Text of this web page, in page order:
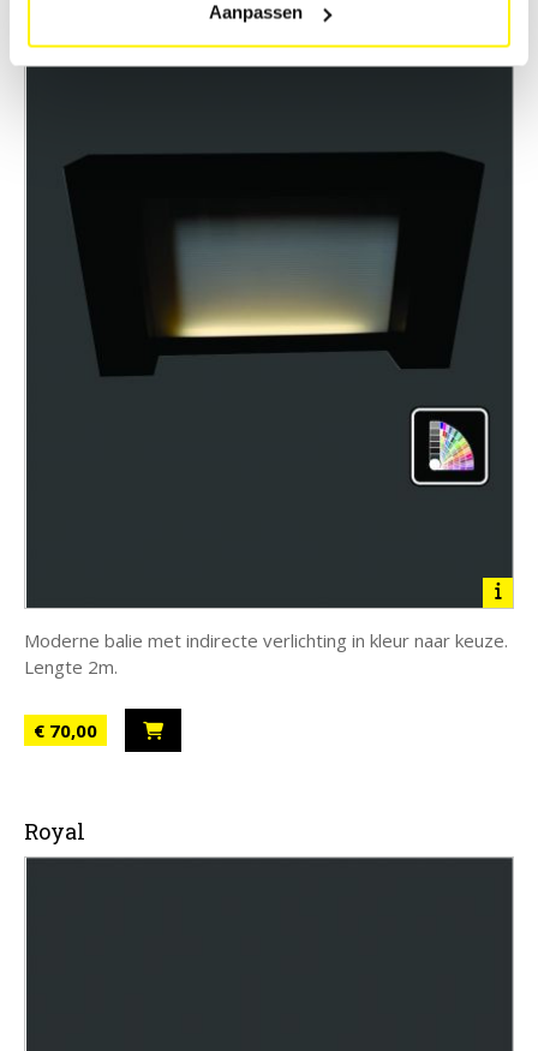
Aanpassen
Moderne balie met indirecte verlichting in kleur naar keuze.
Lengte 2m.
€ 70,00
Royal